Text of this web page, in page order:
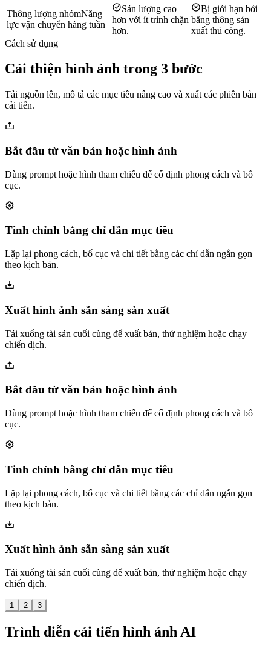
Thông lượng nhómNăng
lực vận chuyển hàng tuần
Sản lượng cao
hơn với ít trình chặn
hơn.
Bị giới hạn bởi
băng thông sản
xuất thủ công.
Cách sử dụng
Cải thiện hình ảnh trong 3 bước
Tải nguồn lên, mô tả các mục tiêu nâng cao và xuất các phiên bản
cải tiến.
Bắt đầu từ văn bản hoặc hình ảnh
Dùng prompt hoặc hình tham chiếu để cố định phong cách và bố
cục.
Tinh chỉnh bằng chỉ dẫn mục tiêu
Lặp lại phong cách, bố cục và chi tiết bằng các chỉ dẫn ngắn gọn
theo kịch bản.
Xuất hình ảnh sẵn sàng sản xuất
Tải xuống tài sản cuối cùng để xuất bản, thử nghiệm hoặc chạy
chiến dịch.
Bắt đầu từ văn bản hoặc hình ảnh
Dùng prompt hoặc hình tham chiếu để cố định phong cách và bố
cục.
Tinh chỉnh bằng chỉ dẫn mục tiêu
Lặp lại phong cách, bố cục và chi tiết bằng các chỉ dẫn ngắn gọn
theo kịch bản.
Xuất hình ảnh sẵn sàng sản xuất
Tải xuống tài sản cuối cùng để xuất bản, thử nghiệm hoặc chạy
chiến dịch.
1 2 3
Trình diễn cải tiến hình ảnh AI